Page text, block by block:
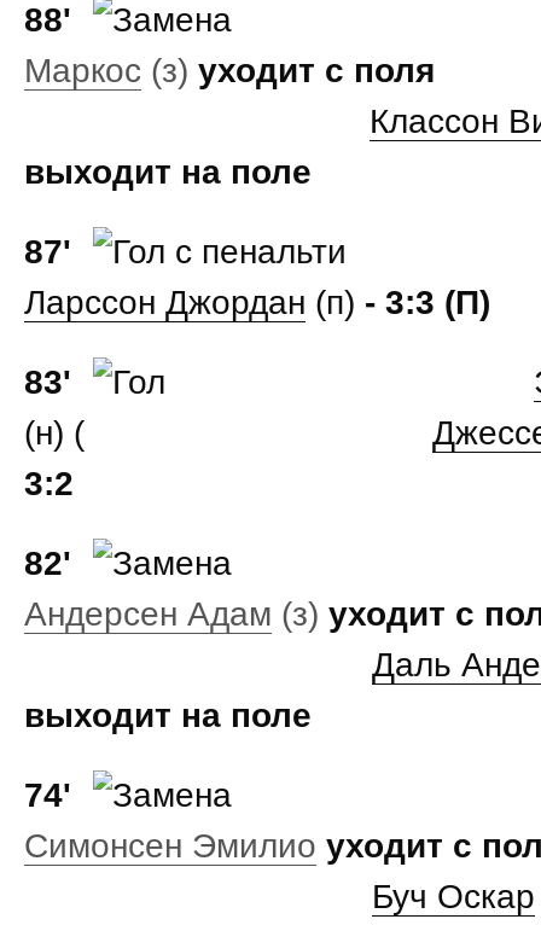
88'
Маркос (з) уходит с поля
Классон
выходит на поле
87'
Ларссон Джордан (п) - 3:3 (П)
83'
(н) (
3:2
82'
Андерсен Адам (з) уходит с
Даль
выходит на поле
74'
Симонсен Эмилио уходит с
Буч Оскар